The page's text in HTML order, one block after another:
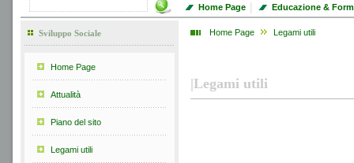
Home Page | Educazione &
Sviluppo Sociale
Home Page
Attualità
Piano del sito
Legami utili
Home Page Legami utili
|Legami utili